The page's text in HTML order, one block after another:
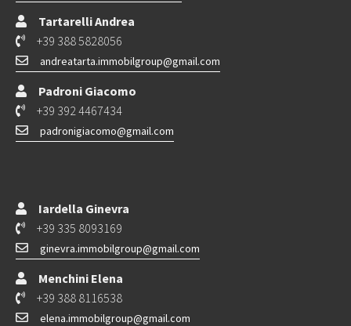
Tartarelli Andrea
+39 388 5828056
andreatarta.immobilgroup@gmail.com
Padroni Giacomo
+39 392 4467434
padronigiacomo@gmail.com
Iardella Ginevra
+39 335 8093169
ginevra.immobilgroup@gmail.com
Menchini Elena
+39 388 8116538
elena.immobilgroup@gmail.com